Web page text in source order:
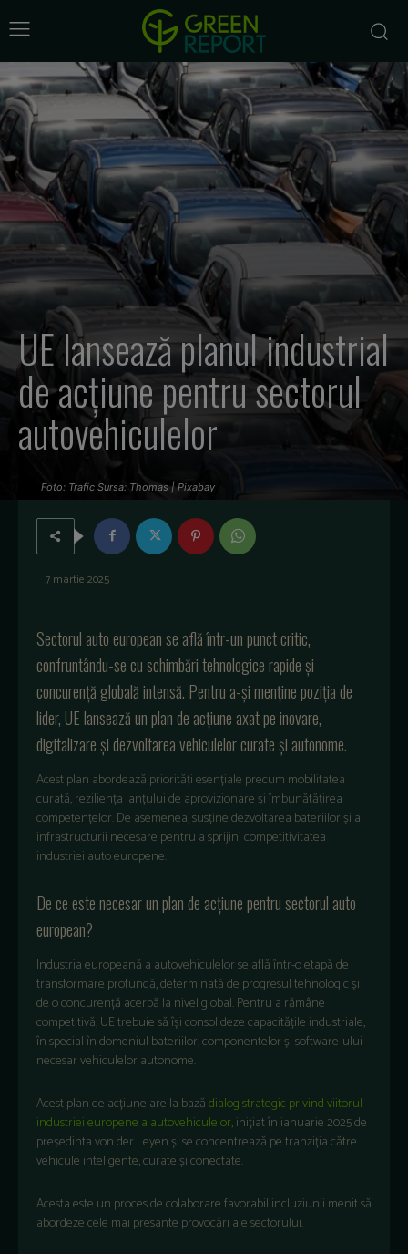
UE lansează planul industrial
de acțiune pentru sectorul
autovehiculelor
Foto: Trafic Sursa: Thomas | Pixabay
7 martie 2025
Sectorul auto european se află într-un punct critic,
confruntându-se cu schimbări tehnologice rapide și
concurență globală intensă. Pentru a-și menține poziția de
lider, UE lansează un plan de acțiune axat pe inovare,
digitalizare și dezvoltarea vehiculelor curate și autonome.
Acest plan abordează priorități esențiale precum mobilitatea
curată, reziliența lanțului de aprovizionare și îmbunătățirea
competențelor. De asemenea, susține dezvoltarea bateriilor și a
infrastructurii necesare pentru a sprijini competitivitatea
industriei auto europene.
De ce este necesar un plan de acțiune pentru sectorul auto
european?
Industria europeană a autovehiculelor se află într-o etapă de
transformare profundă, determinată de progresul tehnologic și
de o concurență acerbă la nivel global. Pentru a rămâne
competitivă, UE trebuie să își consolideze capacitățile industriale,
în special în domeniul bateriilor, componentelor și software-ului
necesar vehiculelor autonome.
Acest plan de acțiune are la bazădialog strategic privind viitorul
industriei europene a autovehiculelor,inițiat în ianuarie 2025 de
președinta von der Leyen și se concentrează pe tranziția către
vehicule inteligente, curate și conectate.
Acesta este un proces de colaborare favorabil incluziunii menit să
abordeze cele mai presante provocări ale sectorului.